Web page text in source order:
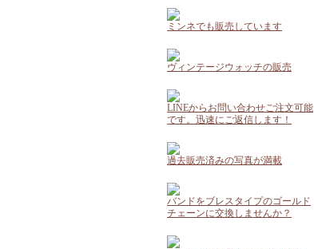
ミンネでも販売しています
ヴィンテージウォッチの販売
LINEからお問い合わせご注文可能
です。迅速にご返信します！
過去販売済みの写真が満載
バンドをブレスタイプのゴールド
チェーンに交換しませんか？